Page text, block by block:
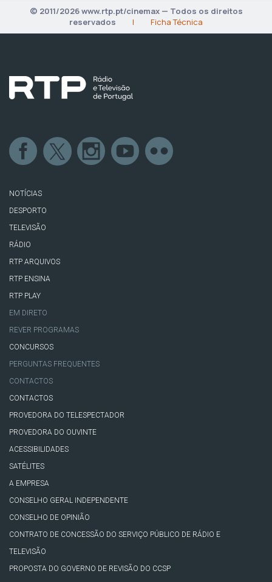
© 2011/2026 www.rtp.pt/cinemax — Todos os direitos
reservados
| Ficha Técnica
NOTÍCIAS
DESPORTO
TELEVISÃO
RÁDIO
RTP ARQUIVOS
RTP ENSINA
RTP PLAY
EM DIRETO
REVER PROGRAMAS
CONCURSOS
PERGUNTAS FREQUENTES
CONTACTOS
CONTACTOS
PROVEDORA DO TELESPECTADOR
PROVEDORA DO OUVINTE
ACESSIBILIDADES
SATÉLITES
A EMPRESA
CONSELHO GERAL INDEPENDENTE
CONSELHO DE OPINIÃO
CONTRATO DE CONCESSÃO DO SERVIÇO PÚBLICO DE RÁDIO E
TELEVISÃO
PROPOSTA DO GOVERNO DE REVISÃO DO CCSP